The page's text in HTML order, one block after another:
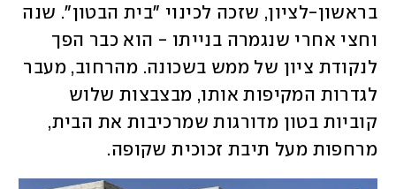
מרחפות מעל תיבת זכוכית שקופה.